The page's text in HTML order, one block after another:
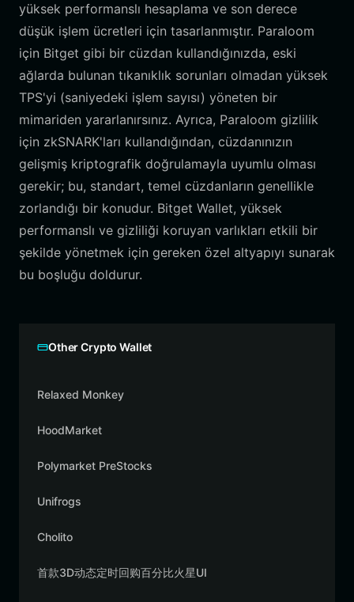
yüksek performanslı hesaplama ve son derece
düşük işlem ücretleri için tasarlanmıştır. Paraloom
için Bitget gibi bir cüzdan kullandığınızda, eski
ağlarda bulunan tıkanıklık sorunları olmadan yüksek
TPS'yi (saniyedeki işlem sayısı) yöneten bir
mimariden yararlanırsınız. Ayrıca, Paraloom gizlilik
için zkSNARK'ları kullandığından, cüzdanınızın
gelişmiş kriptografik doğrulamayla uyumlu olması
gerekir; bu, standart, temel cüzdanların genellikle
zorlandığı bir konudur. Bitget Wallet, yüksek
performanslı ve gizliliği koruyan varlıkları etkili bir
şekilde yönetmek için gereken özel altyapıyı sunarak
bu boşluğu doldurur.
Other Crypto Wallet
Relaxed Monkey
HoodMarket
Polymarket PreStocks
Unifrogs
Cholito
首款3D动态定时回购百分比火星UI